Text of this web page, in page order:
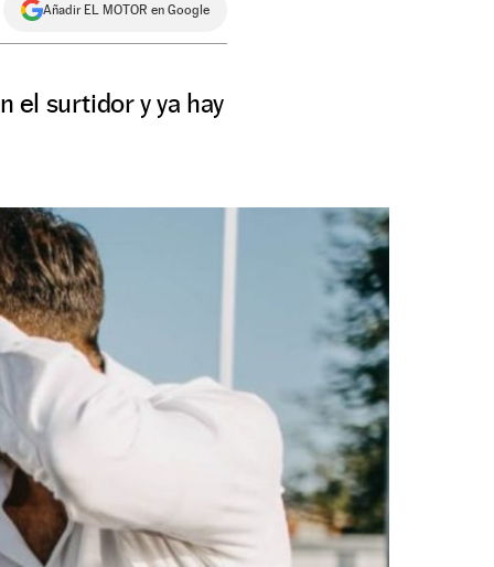
Añadir EL MOTOR en Google
el surtidor y ya hay